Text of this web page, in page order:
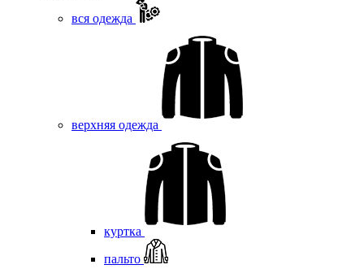
вся одежда
верхняя одежда
куртка
пальто